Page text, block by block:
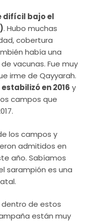
difícil bajo el
. Hubo muchas
cobertura
había una
de vacunas. Fue muy
irme de Qayyarah.
en 2016 y
campos que
los campos y
admitidos en
año. Sabíamos
sarampión es una
dentro de estos
están muy